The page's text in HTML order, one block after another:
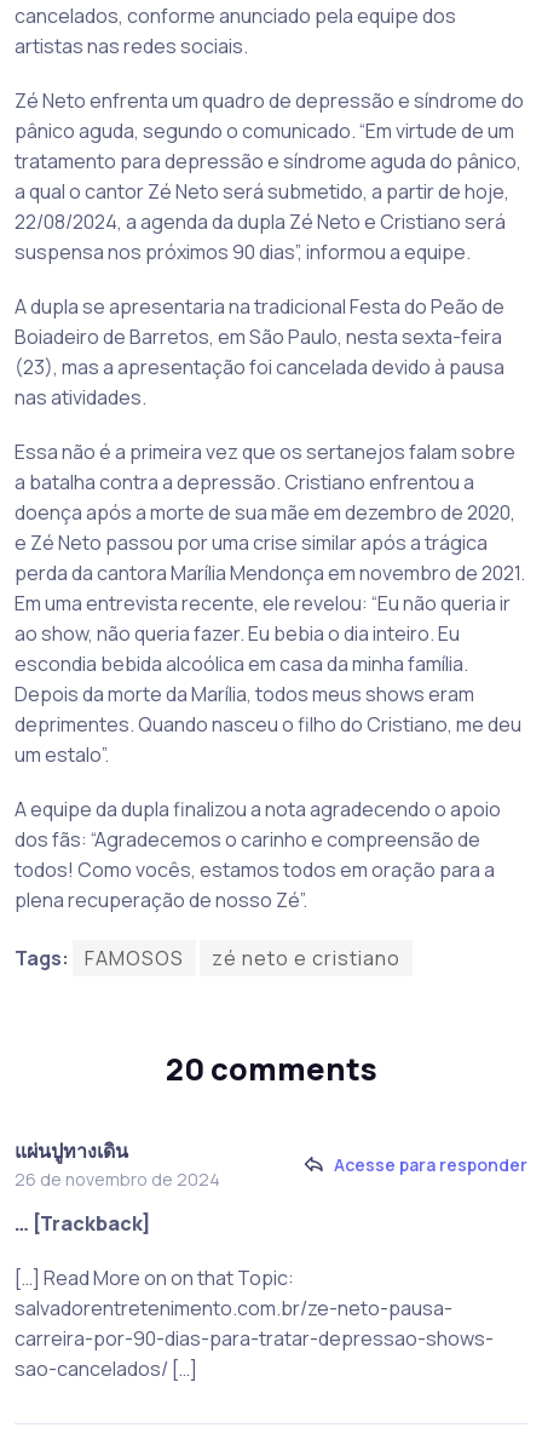
cancelados, conforme anunciado pela equipe dos
artistas nas redes sociais.
Zé Neto enfrenta um quadro de depressão e síndrome do
pânico aguda, segundo o comunicado. “Em virtude de um
tratamento para depressão e síndrome aguda do pânico,
a qual o cantor Zé Neto será submetido, a partir de hoje,
22/08/2024, a agenda da dupla Zé Neto e Cristiano será
suspensa nos próximos 90 dias”, informou a equipe.
A dupla se apresentaria na tradicional Festa do Peão de
Boiadeiro de Barretos, em São Paulo, nesta sexta-feira
(23), mas a apresentação foi cancelada devido à pausa
nas atividades.
Essa não é a primeira vez que os sertanejos falam sobre
a batalha contra a depressão. Cristiano enfrentou a
doença após a morte de sua mãe em dezembro de 2020,
e Zé Neto passou por uma crise similar após a trágica
perda da cantora Marília Mendonça em novembro de 2021.
Em uma entrevista recente, ele revelou: “Eu não queria ir
ao show, não queria fazer. Eu bebia o dia inteiro. Eu
escondia bebida alcoólica em casa da minha família.
Depois da morte da Marília, todos meus shows eram
deprimentes. Quando nasceu o filho do Cristiano, me deu
um estalo”.
A equipe da dupla finalizou a nota agradecendo o apoio
dos fãs: “Agradecemos o carinho e compreensão de
todos! Como vocês, estamos todos em oração para a
plena recuperação de nosso Zé”.
Tags: FAMOSOS zé neto e cristiano
20 comments
แผ่นปูทางเดิน
26 de novembro de 2024
Acesse para responder
… [Trackback]
[…] Read More on on that Topic:
salvadorentretenimento.com.br/ze-neto-pausa-
carreira-por-90-dias-para-tratar-depressao-shows-
sao-cancelados/ […]